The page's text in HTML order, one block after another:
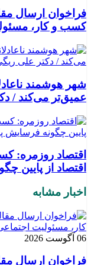
فراخوان ارسال
کسب و کار،
شهر هوشمند
عمیق‌تر می‌کند /
اقتصاد روزمره:
اقتصاد از پایین
اخبار مشابه
06 آگوست 2026
فراخوان ارسال